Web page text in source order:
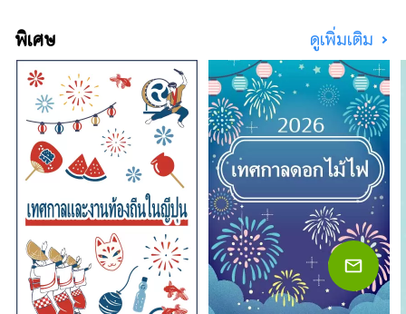
โลกมากมาย เช่น Okayama Castle [ปราสาท]
Okayama Korakuen Garden [สวน] หนึ่งในสาม
สวนที่โด่งดังที่สุดของญี่ปุ่น และ Kurashiki Bikan
Historical Quarter [ย่าน] ซึ่งมีประวัติศาสตร์
วัฒนธรรม และศิลปะอันอุดมสมบูรณ์!
พิเศษ ดูเพิ่มเติม